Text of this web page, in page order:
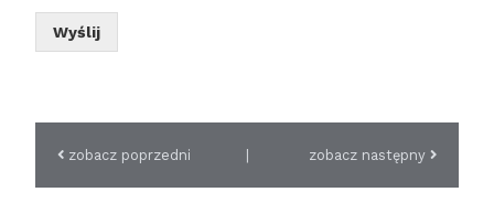
Wyślij
zobacz poprzedni | zobacz następny